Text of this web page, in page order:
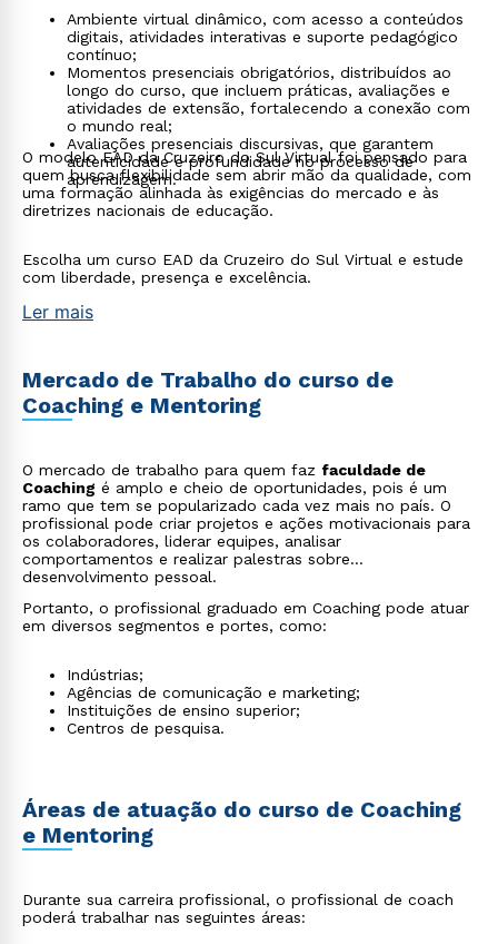
Ambiente virtual dinâmico, com acesso a conteúdos
digitais, atividades interativas e suporte pedagógico
contínuo;
Momentos presenciais obrigatórios, distribuídos ao
longo do curso, que incluem práticas, avaliações e
atividades de extensão, fortalecendo a conexão com
o mundo real;
Avaliações presenciais discursivas, que garantem
autenticidade e profundidade no processo de
aprendizagem.
O modelo EAD da Cruzeiro do Sul Virtual foi pensado para
quem busca flexibilidade sem abrir mão da qualidade, com
uma formação alinhada às exigências do mercado e às
diretrizes nacionais de educação.
Escolha um curso EAD da Cruzeiro do Sul Virtual e estude
com liberdade, presença e excelência.
Ler mais
Mercado de Trabalho do curso de
Coaching e Mentoring
O mercado de trabalho para quem faz faculdade de
Coaching é amplo e cheio de oportunidades, pois é um
ramo que tem se popularizado cada vez mais no país. O
profissional pode criar projetos e ações motivacionais para
os colaboradores, liderar equipes, analisar
comportamentos e realizar palestras sobre
desenvolvimento pessoal.
Portanto, o profissional graduado em Coaching pode atuar
em diversos segmentos e portes, como:
Indústrias;
Agências de comunicação e marketing;
Instituições de ensino superior;
Centros de pesquisa.
Áreas de atuação do curso de Coaching
e Mentoring
Durante sua carreira profissional, o profissional de coach
poderá trabalhar nas seguintes áreas: